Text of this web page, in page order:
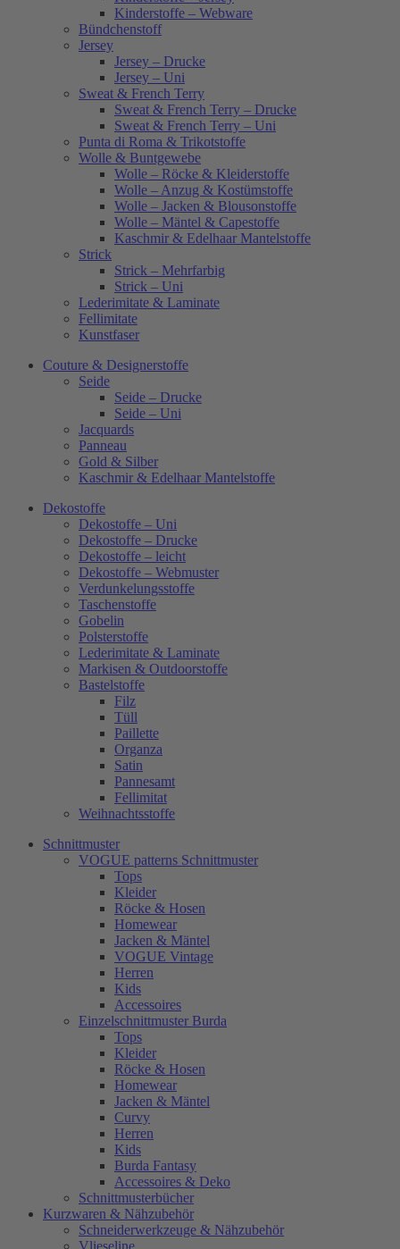
Kinderstoffe – Webware
Bündchenstoff
Jersey
Jersey – Drucke
Jersey – Uni
Sweat & French Terry
Sweat & French Terry – Drucke
Sweat & French Terry – Uni
Punta di Roma & Trikotstoffe
Wolle & Buntgewebe
Wolle – Röcke & Kleiderstoffe
Wolle – Anzug & Kostümstoffe
Wolle – Jacken & Blousonstoffe
Wolle – Mäntel & Capestoffe
Kaschmir & Edelhaar Mantelstoffe
Strick
Strick – Mehrfarbig
Strick – Uni
Lederimitate & Laminate
Fellimitate
Kunstfaser
Couture & Designerstoffe
Seide
Seide – Drucke
Seide – Uni
Jacquards
Panneau
Gold & Silber
Kaschmir & Edelhaar Mantelstoffe
Dekostoffe
Dekostoffe – Uni
Dekostoffe – Drucke
Dekostoffe – leicht
Dekostoffe – Webmuster
Verdunkelungsstoffe
Taschenstoffe
Gobelin
Polsterstoffe
Lederimitate & Laminate
Markisen & Outdoorstoffe
Bastelstoffe
Filz
Tüll
Paillette
Organza
Satin
Pannesamt
Fellimitat
Weihnachtsstoffe
Schnittmuster
VOGUE patterns Schnittmuster
Tops
Kleider
Röcke & Hosen
Homewear
Jacken & Mäntel
VOGUE Vintage
Herren
Kids
Accessoires
Einzelschnittmuster Burda
Tops
Kleider
Röcke & Hosen
Homewear
Jacken & Mäntel
Curvy
Herren
Kids
Burda Fantasy
Accessoires & Deko
Schnittmusterbücher
Kurzwaren & Nähzubehör
Schneiderwerkzeuge & Nähzubehör